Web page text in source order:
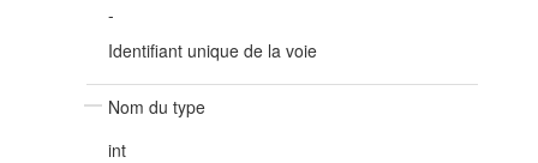
-
Identifiant unique de la voie
Nom du type
int